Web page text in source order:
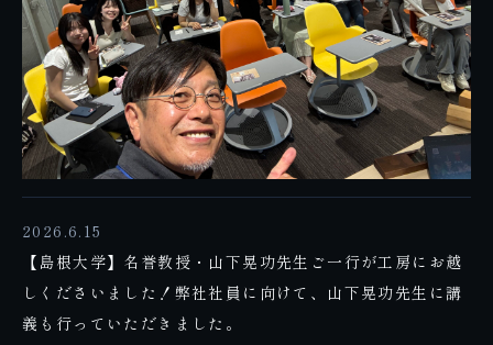
2026.6.15
【島根大学】名誉教授・山下晃功先生ご一行が工房にお越
しくださいました！弊社社員に向けて、山下晃功先生に講
義も行っていただきました。